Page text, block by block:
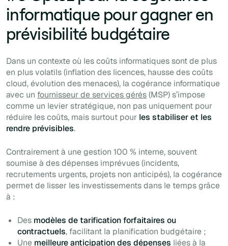
informatique pour gagner en
prévisibilité budgétaire
Dans un contexte où les coûts informatiques sont de plus
en plus volatils (inflation des licences, hausse des coûts
cloud, évolution des menaces), la cogérance informatique
avec un fournisseur de services gérés(MSP) s’impose
comme un levier stratégique, non pas uniquement pour
réduire les coûts, mais surtout pour les stabiliser et les
rendre prévisibles.
Contrairement à une gestion 100 % interne, souvent
soumise à des dépenses imprévues (incidents,
recrutements urgents, projets non anticipés), la cogérance
permet de lisser les investissements dans le temps grâce
à :
Des modèles de tarification forfaitaires ou
contractuels, facilitant la planification budgétaire ;
Une meilleure anticipation des dépenses liées à la